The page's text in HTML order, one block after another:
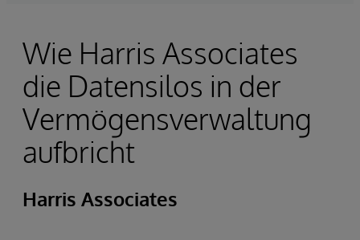
Wie Harris Associates
die Datensilos in der
Vermögensverwaltung
aufbricht
Harris Associates